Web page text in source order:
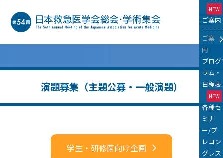
NEW
ご案内
ご案
内
プログ
ラム・
日程表
NEW
各種セ
ミナ
ー/プ
レコン
グレス
演題募集（主題公募・一般演題）
学生・研修医向け企画